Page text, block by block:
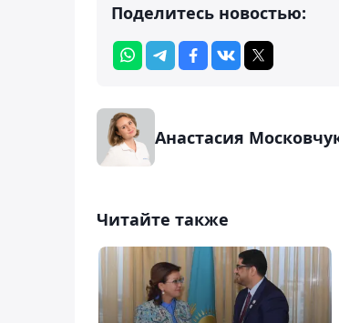
Поделитесь новостью:
Анастасия
Читайте также